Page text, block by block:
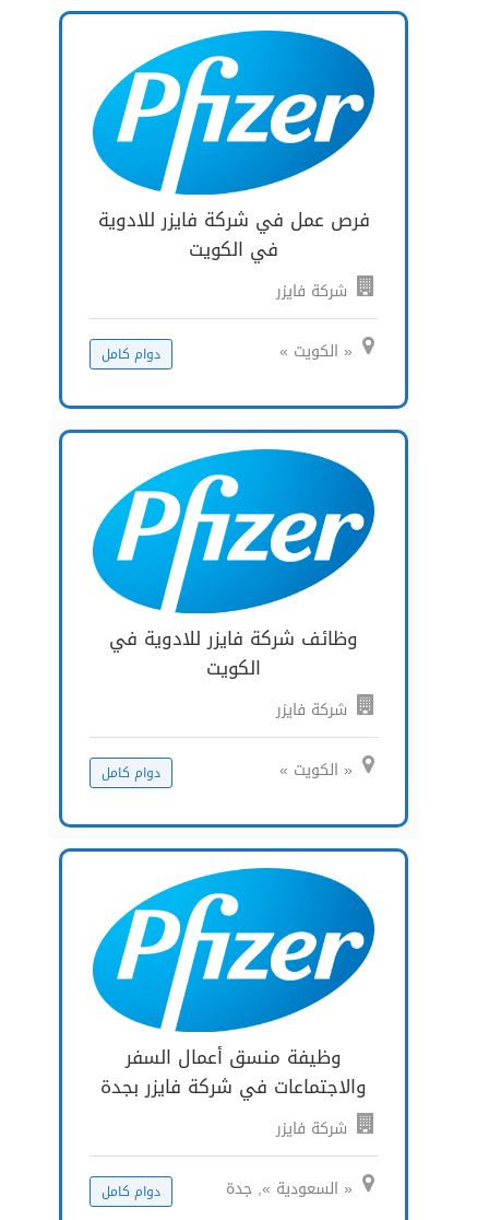
فرص عمل في شركة فايزر للادوية
في الكويت
شركة فايزر
« الكويت » دوام كامل
وظائف شركة فايزر للادوية في
الكويت
شركة فايزر
« الكويت » دوام كامل
وظيفة منسق أعمال السفر
والاجتماعات في شركة فايزر بجدة
شركة فايزر
« السعودية », جدة دوام كامل